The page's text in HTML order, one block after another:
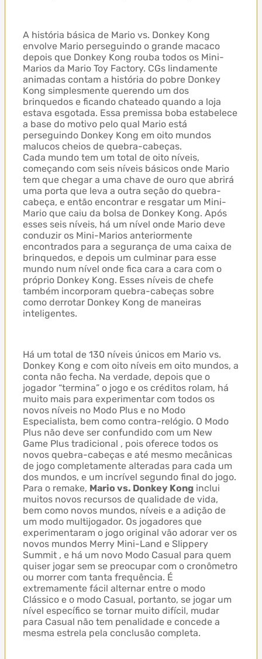
A história básica de Mario vs. Donkey Kong
envolve Mario perseguindo o grande macaco
depois que Donkey Kong rouba todos os Mini-
Marios da Mario Toy Factory. CGs lindamente
animadas contam a história do pobre Donkey
Kong simplesmente querendo um dos
brinquedos e ficando chateado quando a loja
estava esgotada. Essa premissa boba estabelece
a base do motivo pelo qual Mario está
perseguindo Donkey Kong em oito mundos
malucos cheios de quebra-cabeças.
Cada mundo tem um total de oito níveis,
começando com seis níveis básicos onde Mario
tem que chegar a uma chave de ouro que abrirá
uma porta que leva a outra seção do quebra-
cabeça, e então encontrar e resgatar um Mini-
Mario que caiu da bolsa de Donkey Kong. Após
esses seis níveis, há um nível onde Mario deve
conduzir os Mini-Marios anteriormente
encontrados para a segurança de uma caixa de
brinquedos, e depois um culminar para esse
mundo num nível onde fica cara a cara com o
próprio Donkey Kong. Esses níveis de chefe
também incorporam quebra-cabeças sobre
como derrotar Donkey Kong de maneiras
inteligentes.
Há um total de 130 níveis únicos em Mario vs.
Donkey Kong e com oito níveis em oito mundos, a
conta não fecha. Na verdade, depois que o
jogador “termina” o jogo e os créditos rolam, há
muito mais para experimentar com todos os
novos níveis no Modo Plus e no Modo
Especialista, bem como contra-relógio. O Modo
Plus não deve ser confundido com um New
Game Plus tradicional , pois oferece todos os
novos quebra-cabeças e até mesmo mecânicas
de jogo completamente alteradas para cada um
dos mundos, e um incrível segundo final do jogo.
Para o remake, Mario vs. Donkey Kong inclui
muitos novos recursos de qualidade de vida,
bem como novos mundos, níveis e a adição de
um modo multijogador. Os jogadores que
experimentaram o jogo original vão adorar ver os
novos mundos Merry Mini-Land e Slippery
Summit , e há um novo Modo Casual para quem
quiser jogar sem se preocupar com o cronômetro
ou morrer com tanta frequência. É
extremamente fácil alternar entre o modo
Clássico e o modo Casual, portanto, se jogar um
nível específico se tornar muito difícil, mudar
para Casual não tem penalidade e concede a
mesma estrela pela conclusão completa.